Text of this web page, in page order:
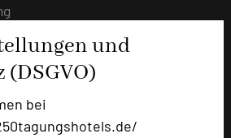
und
(DSGVO)
bei